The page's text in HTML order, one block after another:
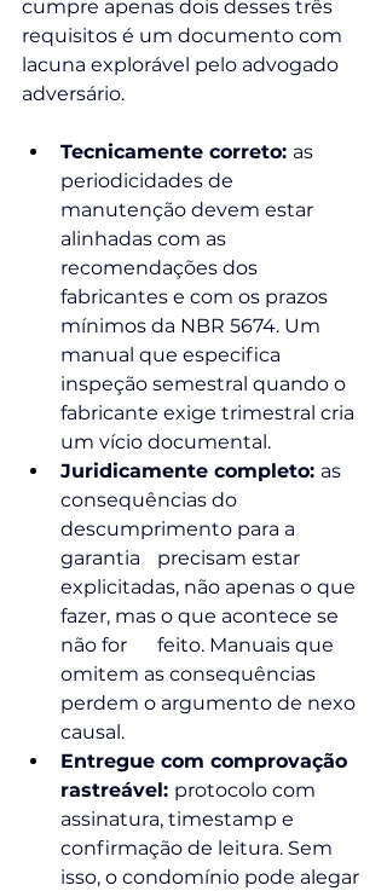
cumpre apenas dois desses três
requisitos é um documento com
lacuna explorável pelo advogado
adversário.
Tecnicamente correto: as
periodicidades de
manutenção devem estar
alinhadas com as
recomendações dos
fabricantes e com os prazos
mínimos da NBR 5674. Um
manual que especifica
inspeção semestral quando o
fabricante exige trimestral cria
um vício documental.
Juridicamente completo: as
consequências do
descumprimento para a
garantia 	precisam estar
explicitadas, não apenas o que
fazer, mas o que acontece se
não for 	feito. Manuais que
omitem as consequências
perdem o argumento de nexo
causal.
Entregue com comprovação
rastreável: protocolo com
assinatura, timestamp e
confirmação de leitura. Sem
isso, o condomínio pode alegar